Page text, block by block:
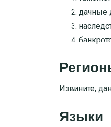
дачные
Извините,
Языки